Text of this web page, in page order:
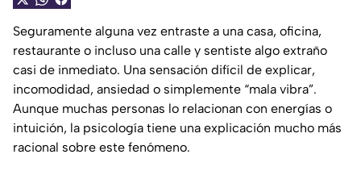
Seguramente alguna vez entraste a una casa, oficina,
restaurante o incluso una calle y sentiste algo extraño
casi de inmediato. Una sensación difícil de explicar,
incomodidad, ansiedad o simplemente “mala vibra”.
Aunque muchas personas lo relacionan con energías o
intuición, la psicología tiene una explicación mucho más
racional sobre este fenómeno.